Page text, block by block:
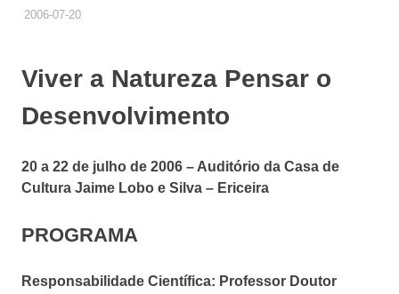
2006-07-20ADMINISTRADOR
HISTÓRICO DE ACTIVIDADES
Viver a Natureza Pensar o
Desenvolvimento
20 a 22 de julho de 2006 – Auditório da Casa de
Cultura Jaime Lobo e Silva – Ericeira
PROGRAMA
Responsabilidade Científica: Professor Doutor